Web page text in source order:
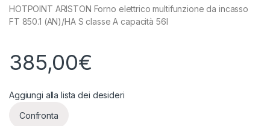
HOTPOINT ARISTON Forno elettrico multifunzione da incasso
FT 850.1 (AN)/HA S classe A capacità 56l
385,00€
Aggiungi alla lista dei desideri
Confronta